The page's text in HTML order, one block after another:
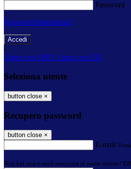
Password
Password dimenticata?
-
Entra con SPID Entra con CIE
Seleziona utente
button close ×
Recupero password
button close ×
E-mail
Non hai una e-mail associata al nome utente?